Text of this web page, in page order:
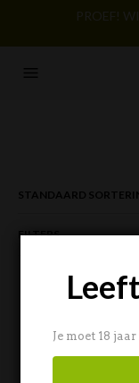
PROEF!
FILTERS
Je moet 18